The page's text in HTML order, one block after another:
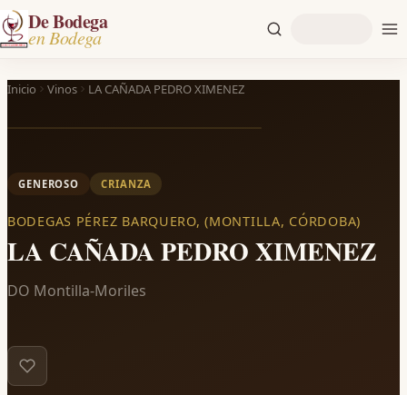
De Bodega
en Bodega
Inicio Vinos LA CAÑADA PEDRO XIMENEZ
GENEROSO CRIANZA
BODEGAS PÉREZ BARQUERO, (MONTILLA, CÓRDOBA)
LA CAÑADA PEDRO XIMENEZ
DO Montilla-Moriles